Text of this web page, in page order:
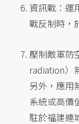
資訊戰：運
戰反制時，
壓制敵軍防
radiation）
另外，應用
系統或高價
駐於福建連